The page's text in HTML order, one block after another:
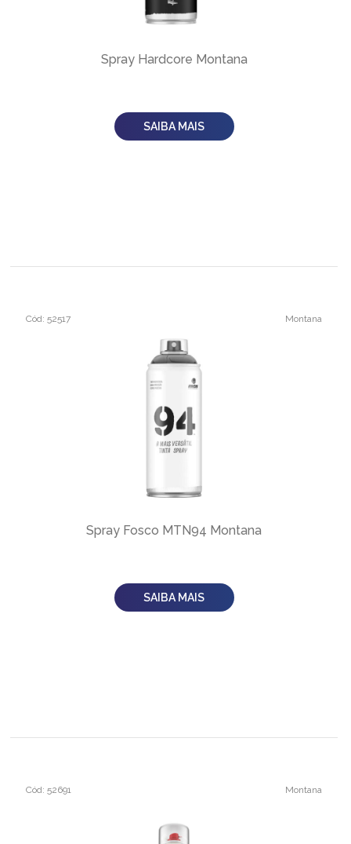
Spray Hardcore Montana
SAIBA MAIS
Cód: 52517 Montana
Spray Fosco MTN94 Montana
SAIBA MAIS
Cód: 52691 Montana